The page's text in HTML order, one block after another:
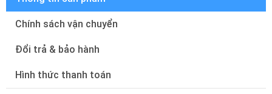
Chính sách vận chuyển
Đổi trả & bảo hành
Hình thức thanh toán